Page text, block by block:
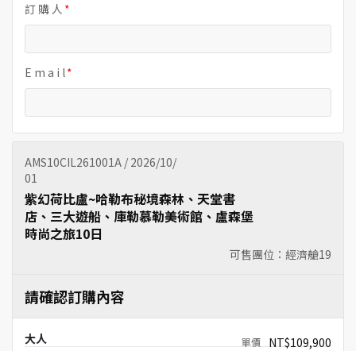
訂 購 人
E m a i l
AMS10CIL261001A / 2026/10/
01
可售團位：經濟艙19
紫幻荷比盧~哈勒布秘境森林、天堂書
店、三大遊船、庫勒慕勒美術館、盧森堡
時尚之旅10日
請確認訂購內容
大人 NT$109,900